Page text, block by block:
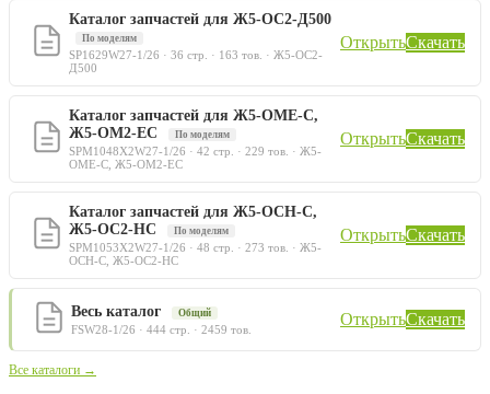
Каталог запчастей для Ж5-ОС2-Д500
По моделям
SP1629W27-1/26 · 36 стр. · 163 тов. · Ж5-ОС2-
Д500
ОткрытьСкачать
Каталог запчастей для Ж5-ОМЕ-С,
Ж5-ОМ2-ЕС
По моделям
SPM1048X2W27-1/26 · 42 стр. · 229 тов. · Ж5-
ОМЕ-С, Ж5-ОМ2-ЕС
ОткрытьСкачать
Каталог запчастей для Ж5-ОСН-С,
Ж5-ОС2-НС
По моделям
SPM1053X2W27-1/26 · 48 стр. · 273 тов. · Ж5-
ОСН-С, Ж5-ОС2-НС
ОткрытьСкачать
Весь каталог Общий
FSW28-1/26 · 444 стр. · 2459 тов.
ОткрытьСкачать
Все каталоги →